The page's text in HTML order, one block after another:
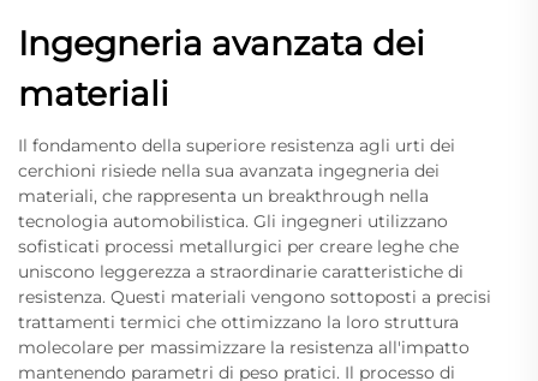
Ingegneria avanzata dei
materiali
Il fondamento della superiore resistenza agli urti dei
cerchioni risiede nella sua avanzata ingegneria dei
materiali, che rappresenta un breakthrough nella
tecnologia automobilistica. Gli ingegneri utilizzano
sofisticati processi metallurgici per creare leghe che
uniscono leggerezza a straordinarie caratteristiche di
resistenza. Questi materiali vengono sottoposti a precisi
trattamenti termici che ottimizzano la loro struttura
molecolare per massimizzare la resistenza all'impatto
mantenendo parametri di peso pratici. Il processo di